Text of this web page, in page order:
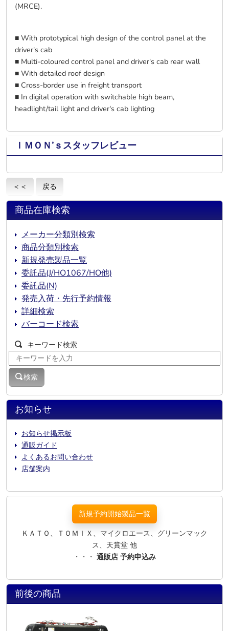
(MRCE).
■ With prototypical high design of the control panel at the
driver's cab
■ Multi-coloured control panel and driver's cab rear wall
■ With detailed roof design
■ Cross-border use in freight transport
■ In digital operation with switchable high beam,
headlight/tail light and driver's cab lighting
ＩＭＯＮ’ｓスタッフレビュー
＜＜ 戻る
お知らせ
お知らせ掲示板
通販ガイド
よくあるお問い合わせ
店舗案内
商品在庫検索
メーカー分類別検索
商品分類別検索
新規発売製品一覧
委託品(J/HO1067/HO他)
委託品(N)
発売入荷・先行予約情報
詳細検索
バーコード検索
キーワード検索
検索
新規予約開始製品一覧
ＫＡＴＯ、ＴＯＭＩＸ、マイクロエース、グリーンマック
ス、天賞堂 他
・・・ 通販店 予約申込み
前後の商品